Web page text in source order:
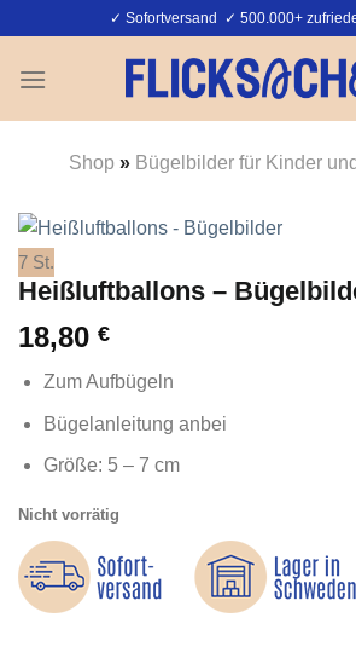
springen
✓ Sofortversand ✓ 500.000+
Shop » Bügelbilder für Kinder
7 St.
Heißluftballons –
18,80 €
Zum Aufbügeln
Bügelanleitung anbei
Größe: 5 – 7 cm
Nicht vorrätig